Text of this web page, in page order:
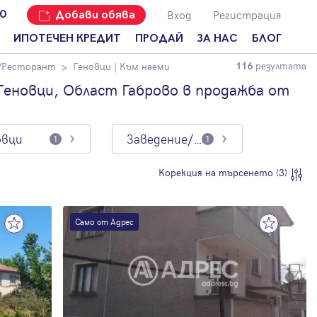
Добави обява Вход Регистрация
ИПОТЕЧЕН КРЕДИТ ПРОДАЙ
Добави
имот с
Адрес?
ЗА НАС
Наши офиси
Кариери
Кои сме ние?
Мениджмънт
Address Run
Франчайз
задавани
въпроси
БЛОГ
За продавачи
За купувачи
Ипотечно
наемодатели
наематели
Анализ на
пазара
Новини
Ресторант Геновци | Към наеми 116 резултата
Област Габрово в продажба от
1 Заведение/Ресторант 1
Корекция на търсенето (3)
Само от Адрес